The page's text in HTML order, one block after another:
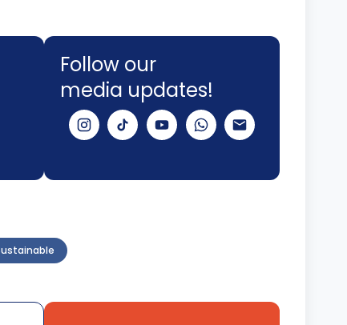
Follow our
media updates!